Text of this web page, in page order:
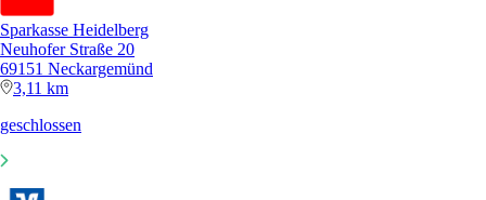
Sparkasse Heidelberg
Neuhofer Straße 20
69151 Neckargemünd
3,11 km
geschlossen